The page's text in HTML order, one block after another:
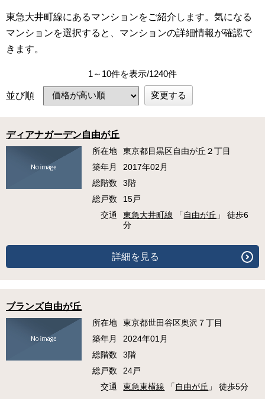
東急大井町線にあるマンションをご紹介します。気になる
マンションを選択すると、マンションの詳細情報が確認で
きます。
1～10件を表示/1240件
並び順 変更する
ディアナガーデン自由が丘
所在地
東京都目黒区自由が丘２丁目
築年月
2017年02月
総階数
3階
総戸数
15戸
交通
東急大井町線 「 自由が丘 」 徒歩6
分
詳細を見る
ブランズ自由が丘
所在地
東京都世田谷区奥沢７丁目
築年月
2024年01月
総階数
3階
総戸数
24戸
交通
東急東横線 「 自由が丘 」 徒歩5分